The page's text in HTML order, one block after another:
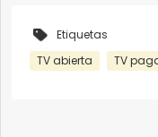
Etiquetas
TV abierta
TV